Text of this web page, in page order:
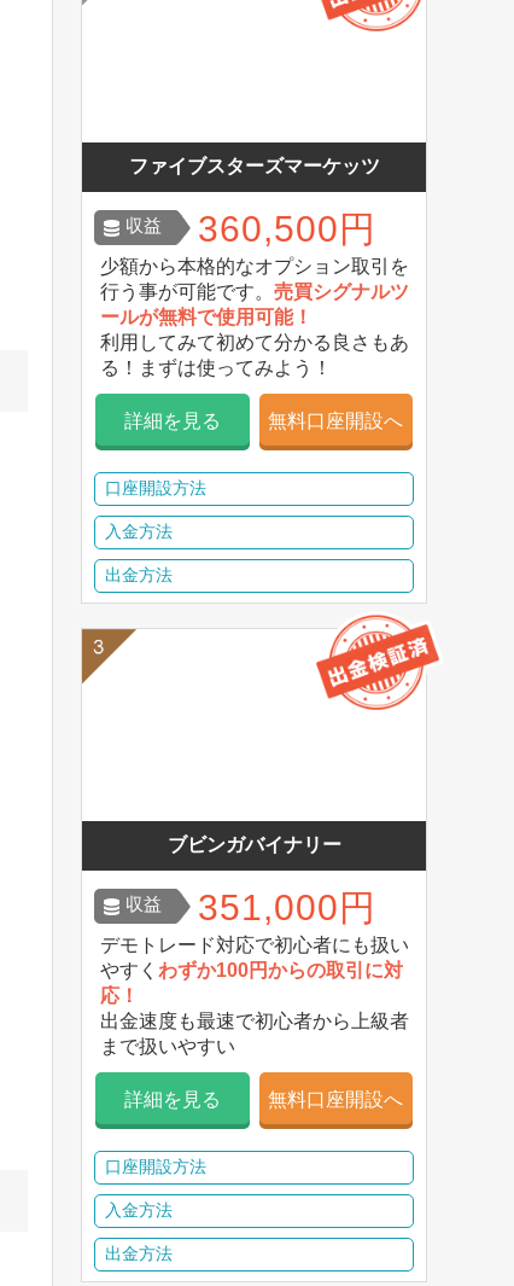
ファイブスターズマーケッツ
収益 360,500円
少額から本格的なオプション取引を
行う事が可能です。 売買シグナルツ
ールが無料で使用可能！
利用してみて初めて分かる良さもあ
る！まずは使ってみよう！
詳細を見る 無料口座開設へ
口座開設方法
入金方法
出金方法
ブビンガバイナリー
収益 351,000円
デモトレード対応で初心者にも扱い
やすく わずか100円からの取引に対
応！
出金速度も最速で初心者から上級者
まで扱いやすい
詳細を見る 無料口座開設へ
口座開設方法
入金方法
出金方法